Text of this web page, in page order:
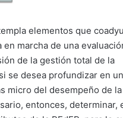
elementos que
en marcha de una
de la gestión total de la
se desea profundizar en
micro del desempeño de la
entonces, determinar,